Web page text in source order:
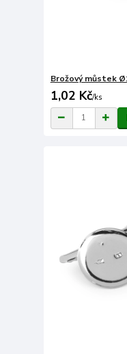
Brožový můstek
1,02 Kč/ks